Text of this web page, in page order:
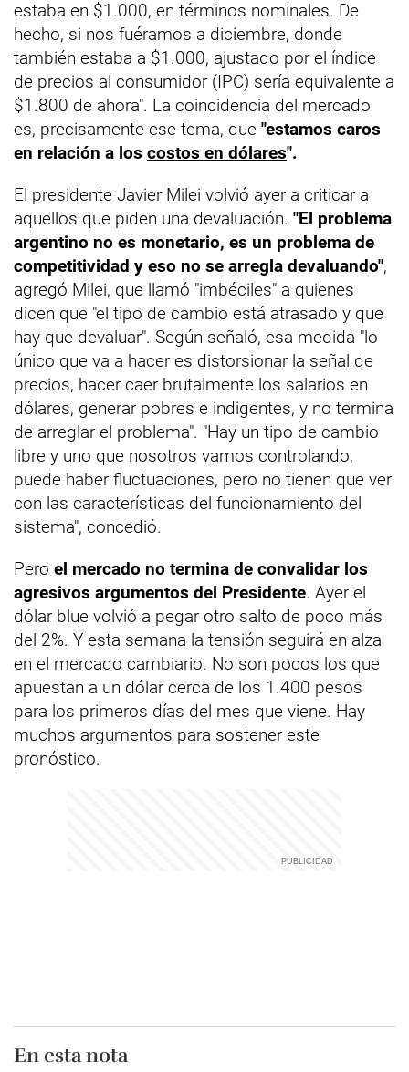
estaba en $1.000, en términos nominales. De
hecho, si nos fuéramos a diciembre, donde
también estaba a $1.000, ajustado por el índice
de precios al consumidor (IPC) sería equivalente a
$1.800 de ahora". La coincidencia del mercado
es, precisamente ese tema, que "estamos caros
en relación a los costos en dólares".
El presidente Javier Milei volvió ayer a criticar a
aquellos que piden una devaluación. "El problema
argentino no es monetario, es un problema de
competitividad y eso no se arregla devaluando",
agregó Milei, que llamó "imbéciles" a quienes
dicen que "el tipo de cambio está atrasado y que
hay que devaluar". Según señaló, esa medida "lo
único que va a hacer es distorsionar la señal de
precios, hacer caer brutalmente los salarios en
dólares, generar pobres e indigentes, y no termina
de arreglar el problema". "Hay un tipo de cambio
libre y uno que nosotros vamos controlando,
puede haber fluctuaciones, pero no tienen que ver
con las características del funcionamiento del
sistema", concedió.
Pero el mercado no termina de convalidar los
agresivos argumentos del Presidente. Ayer el
dólar blue volvió a pegar otro salto de poco más
del 2%. Y esta semana la tensión seguirá en alza
en el mercado cambiario. No son pocos los que
apuestan a un dólar cerca de los 1.400 pesos
para los primeros días del mes que viene. Hay
muchos argumentos para sostener este
pronóstico.
En esta nota